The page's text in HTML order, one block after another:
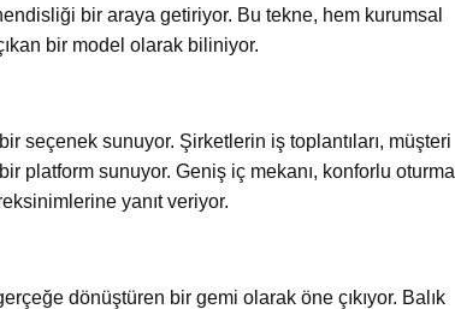
bir araya getiriyor. Bu tekne, hem kurumsal
bir model olarak biliniyor.
seçenek sunuyor. Şirketlerin iş toplantıları, müşteri
platform sunuyor. Geniş iç mekanı, konforlu oturma
yanıt veriyor.
dönüştüren bir gemi olarak öne çıkıyor. Balık